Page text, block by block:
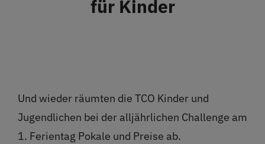
Info
für Kinder
Und wieder räumten die TCO Kinder und
Jugendlichen bei der alljährlichen Challenge am
1. Ferientag Pokale und Preise ab.